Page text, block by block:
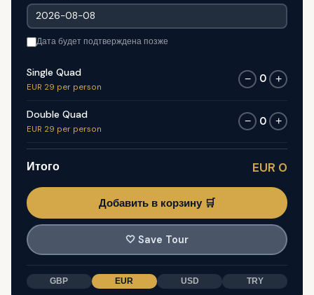
Дата будет подтверждена позже
Single Quad
EUR 29 per person
− 0 +
Double Quad
EUR 29 per person
− 0 +
Итого EUR 0
Добавить в корзину 🛒
🤍 Save Tour
GBP EUR USD TRY